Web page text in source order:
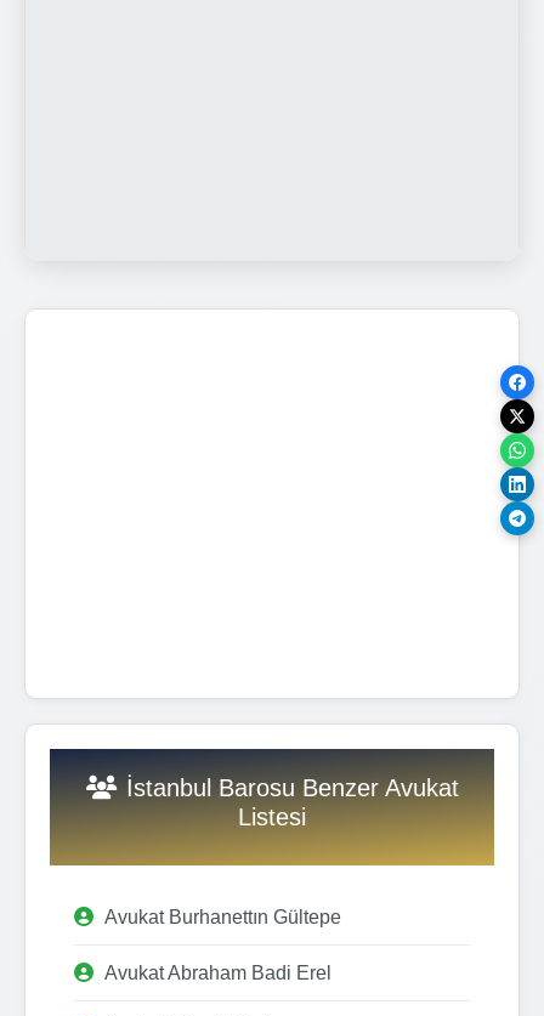
İstanbul Barosu Benzer Avukat
Listesi
Avukat Burhanettın Gültepe
Avukat Abraham Badi Erel